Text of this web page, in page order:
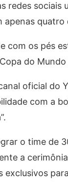
redes sociais
quatro
com os pés
do
oficial do
com a
o time de
a